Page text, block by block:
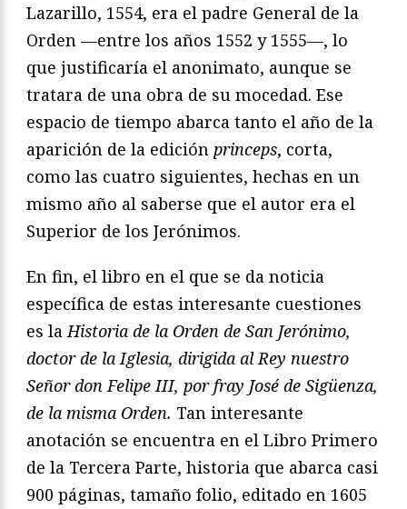
Lazarillo, 1554, era el padre General de la
Orden —entre los años 1552 y 1555—, lo
que justificaría el anonimato, aunque se
tratara de una obra de su mocedad. Ese
espacio de tiempo abarca tanto el año de la
aparición de la edición princeps, corta,
como las cuatro siguientes, hechas en un
mismo año al saberse que el autor era el
Superior de los Jerónimos.
En fin, el libro en el que se da noticia
específica de estas interesante cuestiones
es la Historia de la Orden de San Jerónimo,
doctor de la Iglesia, dirigida al Rey nuestro
Señor don Felipe III, por fray José de Sigüenza,
de la misma Orden. Tan interesante
anotación se encuentra en el Libro Primero
de la Tercera Parte, historia que abarca casi
900 páginas, tamaño folio, editado en 1605